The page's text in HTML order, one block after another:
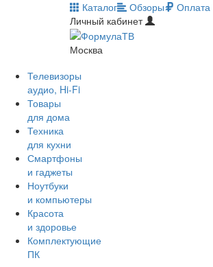
Каталог Обзоры Оплата
Личный кабинет
Москва
Телевизоры
аудио, Hi-Fi
Товары
для дома
Техника
для кухни
Смартфоны
и гаджеты
Ноутбуки
и компьютеры
Красота
и здоровье
Комплектующие
ПК